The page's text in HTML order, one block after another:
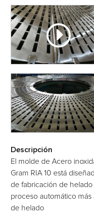
Descripción
El molde de Acero
Gram RIA 10 está
de fabricación de helado
proceso automático
de helado